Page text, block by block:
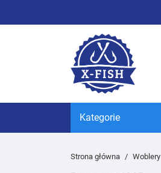
Kategorie
Strona główna Woblery